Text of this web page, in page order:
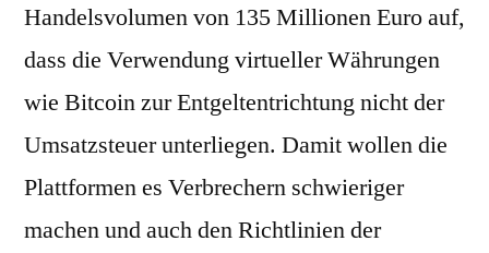
Handelsvolumen von 135 Millionen Euro auf,
dass die Verwendung virtueller Währungen
wie Bitcoin zur Entgeltentrichtung nicht der
Umsatzsteuer unterliegen. Damit wollen die
Plattformen es Verbrechern schwieriger
machen und auch den Richtlinien der